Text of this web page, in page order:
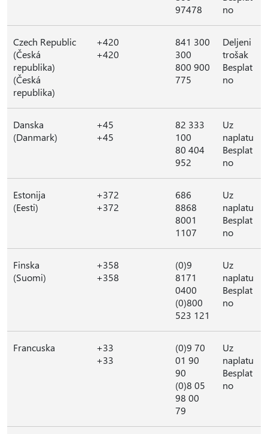
97478
no
Czech Republic
(Česká
republika)
(Česká
republika)
+420
+420
841 300
300
800 900
775
Deljeni
trošak
Besplat
no
Danska
(Danmark)
+45
+45
82 333
100
80 404
952
Uz
naplatu
Besplat
no
Estonija
(Eesti)
+372
+372
686
8868
8001
1107
Uz
naplatu
Besplat
no
Finska
(Suomi)
+358
+358
(0)9
8171
0400
(0)800
523 121
Uz
naplatu
Besplat
no
Francuska
+33
+33
(0)9 70
01 90
90
(0)8 05
98 00
79
Uz
naplatu
Besplat
no